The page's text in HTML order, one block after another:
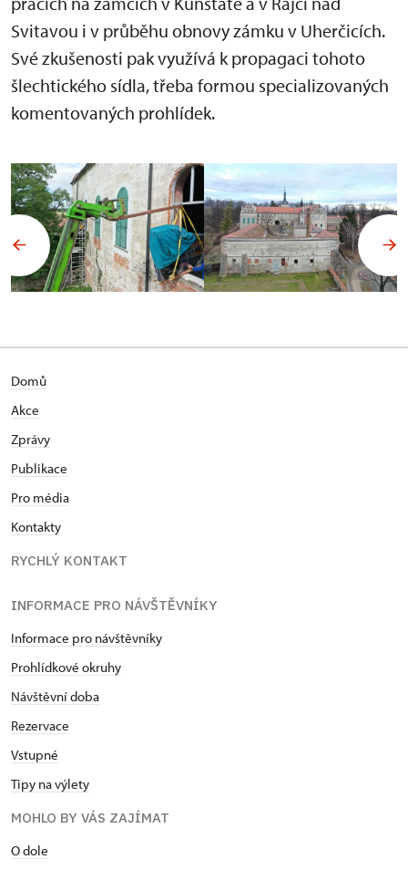
Svitavou i v průběhu obnovy zámku v Uherčicích.
Své zkušenosti pak využívá k propagaci tohoto
šlechtického sídla, třeba formou specializovaných
komentovaných prohlídek.
Domů
Akce
Zprávy
Publikace
Pro média
Kontakty
RYCHLÝ KONTAKT
INFORMACE PRO NÁVŠTĚVNÍKY
Informace pro návštěvníky
Prohlídkové okruhy
Návštěvní doba
Rezervace
Vstupné
Tipy na výlety
MOHLO BY VÁS ZAJÍMAT
O dole